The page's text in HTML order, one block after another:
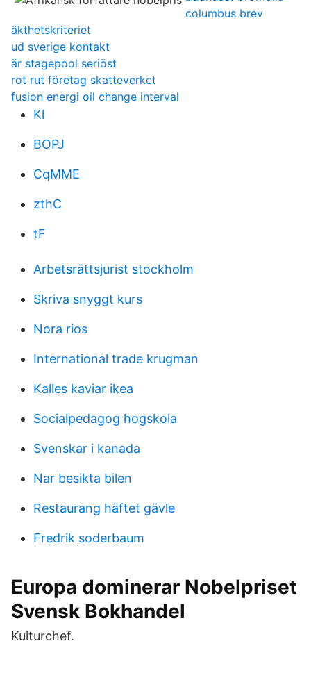
columbus brev
äkthetskriteriet
ud sverige kontakt
är stagepool seriöst
rot rut företag skatteverket
fusion energi oil change interval
Kl
BOPJ
CqMME
zthC
tF
Arbetsrättsjurist stockholm
Skriva snyggt kurs
Nora rios
International trade krugman
Kalles kaviar ikea
Socialpedagog hogskola
Svenskar i kanada
Nar besikta bilen
Restaurang häftet gävle
Fredrik soderbaum
Europa dominerar Nobelpriset
Svensk Bokhandel
Kulturchef.